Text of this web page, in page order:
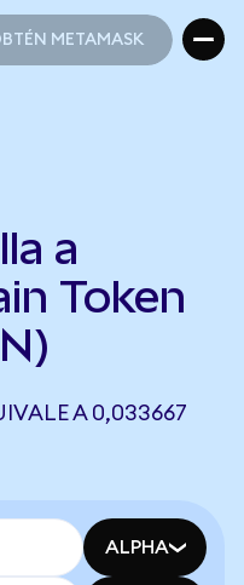
METAMASK
a
Token
A 0,033667
ALPHA